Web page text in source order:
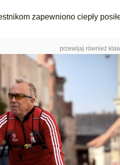
zapewniono ciepły
przewijaj również